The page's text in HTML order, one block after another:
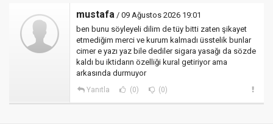
mustafa / 09 Ağustos 2026 19:01
ben bunu söyleyeli dilim de tüy bitti zaten şikayet
etmediğim merci ve kurum kalmadı üsstelik bunlar
cimer e yazı yaz bile dediler sigara yasağı da sözde
kaldı bu iktidarın özelliği kural getiriyor ama
arkasında durmuyor
Yanıtla (0) (0)